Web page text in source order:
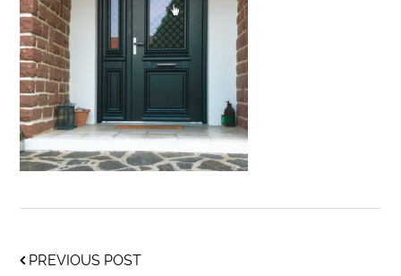
PREVIOUS POST